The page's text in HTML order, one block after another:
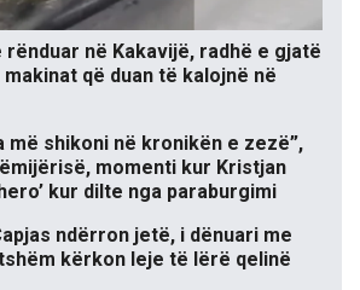
në Kakavijë, radhë e gjatë
që duan të kalojnë në
më shikoni në kronikën e zezë”,
momenti kur Kristjan
kur dilte nga paraburgimi
ndërron jetë, i dënuari me
kërkon leje të lërë qelinë